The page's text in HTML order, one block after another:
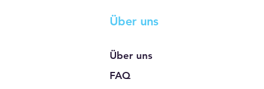
Über uns
Über uns
FAQ